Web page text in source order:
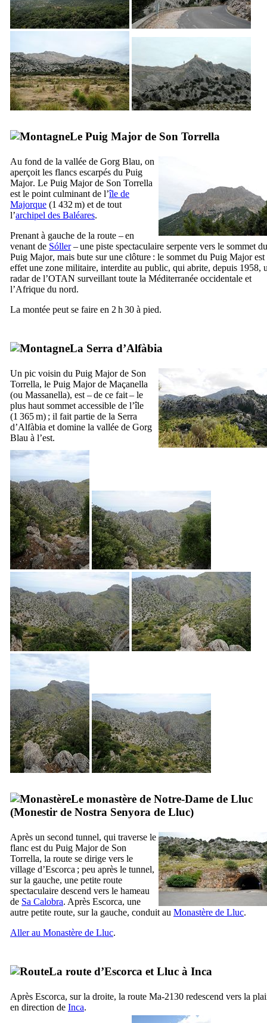
Le Puig Major de Son Torrella
Au fond de la vallée de Gorg Blau, on
aperçoit les flancs escarpés du Puig
Major. Le Puig Major de Son Torrella
est le point culminant de l’île de
Majorque (1 432 m) et de tout
l’archipel des Baléares.
Prenant à gauche de la route – en
venant de Sóller– une piste spectaculaire serpente vers le sommet du
Puig Major, mais bute sur une clôture : le sommet du Puig Majorest
effet une zone militaire, interdite au public, qui abrite, depuis 1958,
radar de l’OTAN surveillant toute la Méditerranée occidentale et
l’Afrique du nord.
La montée peut se faire en 2 h 30 à pied.
La Serra d’Alfàbia
Un pic voisin du Puig Major de Son
Torrella, le Puig Major de Maçanella
(ou Massanella), est – de ce fait – le
plus haut sommet accessible de l’île
(1 365 m) ; il fait partie de la Serra
d’Alfàbia et domine la vallée de Gorg
Blau à l’est.
Le monastère de Notre-Dame de Lluc
(Monestir de Nostra Senyora de Lluc)
Après un second tunnel, qui traverse le
flanc est du Puig Major de Son
Torrella, la route se dirige vers le
village d’Escorca ; peu après le tunnel,
sur la gauche, une petite route
spectaculaire descend vers le hameau
de Sa Calobra. Après Escorca, une
autre petite route, sur la gauche, conduit au Monastère de Lluc.
Aller au Monastère de Lluc.
La route d’Escorca et Lluc à Inca
Après Escorca, sur la droite, la route Ma-2130 redescend vers la
en direction de Inca.